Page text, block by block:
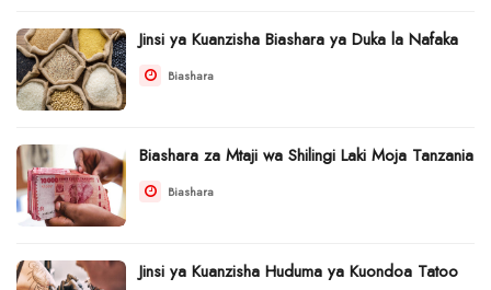
Jinsi ya Kuanzisha Biashara ya Duka la Nafaka
Biashara
Biashara za Mtaji wa Shilingi Laki Moja Tanzania
Biashara
Jinsi ya Kuanzisha Huduma ya Kuondoa Tatoo